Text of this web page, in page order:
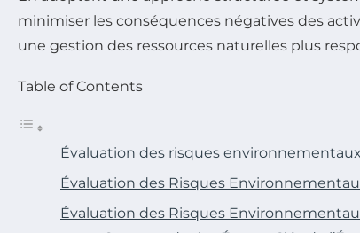
minimiser les conséquences négatives des
une gestion des ressources naturelles plus
Table of Contents
Évaluation des risques
Évaluation des Risques
Évaluation des Risques